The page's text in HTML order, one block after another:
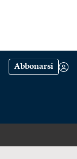
Abbonarsi